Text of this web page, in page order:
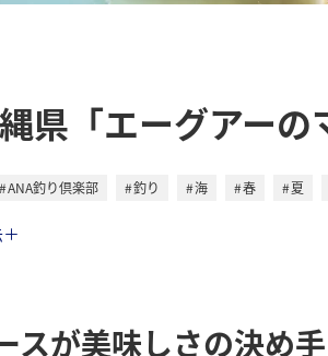
縄県「エーグアー
ANA釣り倶楽部 釣り 海 春 夏
スが美味しさの決め手